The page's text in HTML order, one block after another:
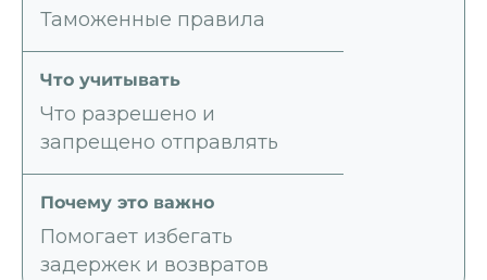
Таможенные правила
Что разрешено и
запрещено отправлять
Помогает избегать
задержек и возвратов